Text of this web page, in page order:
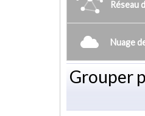
Réseau
Nuage
Grouper